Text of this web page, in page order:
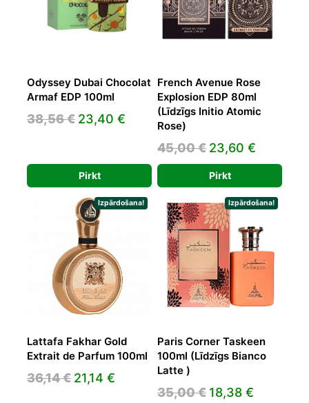
Odyssey Dubai Chocolat
Armaf EDP 100ml
38,56€ Original
38,56 €.
23,40 € Current
Pirkt
French Avenue Rose
Explosion EDP 80ml
(Līdzīgs Initio Atomic
Rose)
45,00€ Original
price
was:
45,00 €.
23,60 €
price
is:
23,60 €.
Pirkt
Izpārdošana!
Lattafa Fakhar Gold
Extrait de Parfum 100ml
36,14€ Original
21,14 € Current
Izpārdošana!
Paris Corner Taskeen
100ml (Līdzīgs Bianco
Latte )
35,00€ Original
18,38 €